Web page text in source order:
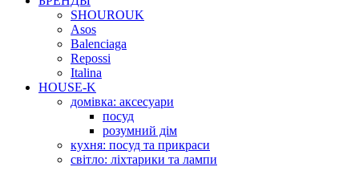
SHOUROUK
Asos
Balenciaga
Repossi
Italina
HOUSE-K
домівка: аксесуари
посуд
розумний дім
кухня: посуд та прикраси
світло: ліхтарики та лампи